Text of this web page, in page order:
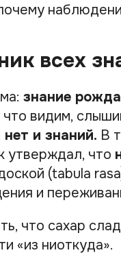
всех
знание
видим,
и знаний. В
утверждал, что
(tabula
и
что сахар
«из ниоткуда».